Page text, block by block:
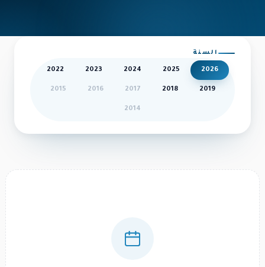
السنة
2026
2025
2024
2023
2022
2019
2018
2017
2016
2015
2014